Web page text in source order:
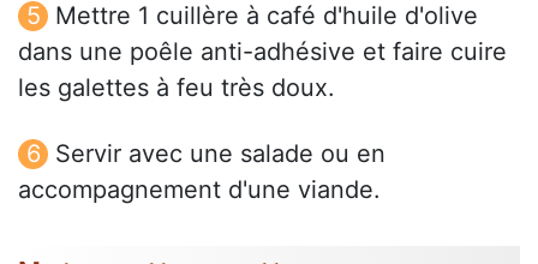
Mettre 1 cuillère à café d'huile d'olive
dans une poêle anti-adhésive et faire cuire
les galettes à feu très doux.
Servir avec une salade ou en
accompagnement d'une viande.